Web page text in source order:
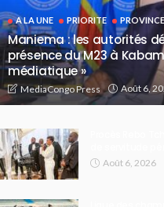
A LA UNE PRIORITE
Maniema : les autorités
présence du M23 à
médiatique »
MediaCongo Press Août 6,
Août 6, 2026